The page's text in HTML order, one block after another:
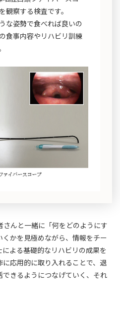
観察する検査です。
な姿勢で食べれば良いの
食事内容やリハビリ訓練
んと一緒に「何をどのようにす
かを見極めながら、情報をチー
よる基礎的なリハビリの成果を
応用的に取り入れることで、退
きるようにつなげていく、それ